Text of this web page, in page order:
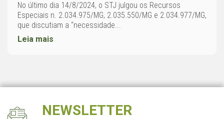
No último dia 14/8/2024, o STJ julgou os Recursos
Especiais n. 2.034.975/MG, 2.035.550/MG e 2.034.977/MG,
que discutiam a “necessidade...
Leia mais
NEWSLETTER